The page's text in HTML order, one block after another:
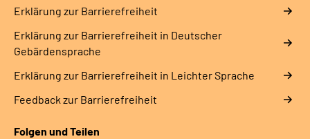
Erklärung zur Barrierefreiheit
Erklärung zur Barrierefreiheit in Deutscher
Gebärdensprache
Erklärung zur Barrierefreiheit in Leichter Sprache
Feedback zur Barrierefreiheit
Folgen und Teilen